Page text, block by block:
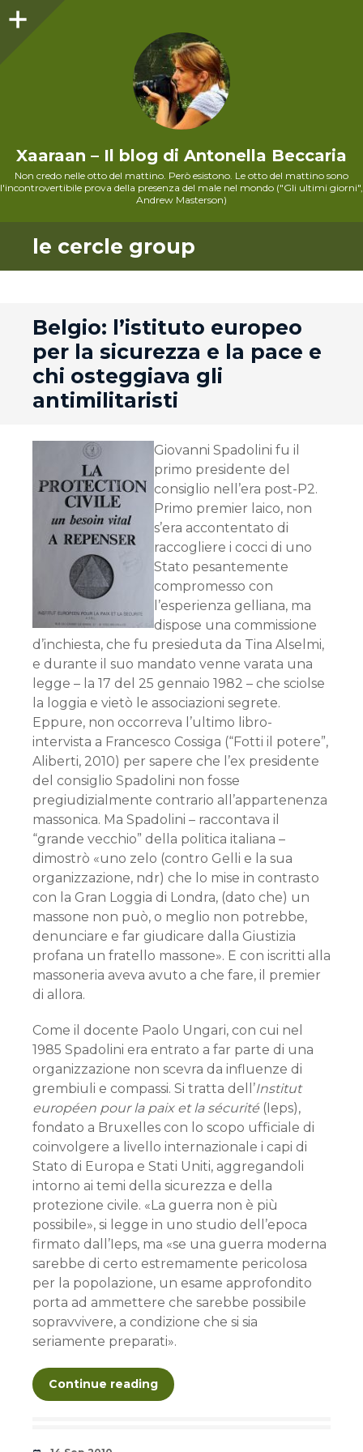
Xaaraan – Il blog di Antonella Beccaria
Non credo nelle otto del mattino. Però esistono. Le otto del mattino sono
l'incontrovertibile prova della presenza del male nel mondo ("Gli ultimi giorni",
Andrew Masterson)
le cercle group
Belgio: l’istituto europeo
per la sicurezza e la pace e
chi osteggiava gli
antimilitaristi
Giovanni Spadolini fu il
primo presidente del
consiglio nell’era post-P2.
Primo premier laico, non
s’era accontentato di
raccogliere i cocci di uno
Stato pesantemente
compromesso con
l’esperienza gelliana, ma
dispose una commissione
d’inchiesta, che fu presieduta da Tina Alselmi,
e durante il suo mandato venne varata una
legge – la 17 del 25 gennaio 1982 – che sciolse
la loggia e vietò le associazioni segrete.
Eppure, non occorreva l’ultimo libro-
intervista a Francesco Cossiga (“Fotti il potere”,
Aliberti, 2010) per sapere che l’ex presidente
del consiglio Spadolini non fosse
pregiudizialmente contrario all’appartenenza
massonica. Ma Spadolini – raccontava il
“grande vecchio” della politica italiana –
dimostrò «uno zelo (contro Gelli e la sua
organizzazione, ndr) che lo mise in contrasto
con la Gran Loggia di Londra, (dato che) un
massone non può, o meglio non potrebbe,
denunciare e far giudicare dalla Giustizia
profana un fratello massone». E con iscritti alla
massoneria aveva avuto a che fare, il premier
di allora.
Come il docente Paolo Ungari, con cui nel
1985 Spadolini era entrato a far parte di una
organizzazione non scevra da influenze di
grembiuli e compassi. Si tratta dell’Institut
européen pour la paix et la sécurité (Ieps),
fondato a Bruxelles con lo scopo ufficiale di
coinvolgere a livello internazionale i capi di
Stato di Europa e Stati Uniti, aggregandoli
intorno ai temi della sicurezza e della
protezione civile. «La guerra non è più
possibile», si legge in uno studio dell’epoca
firmato dall’Ieps, ma «se una guerra moderna
sarebbe di certo estremamente pericolosa
per la popolazione, un esame approfondito
porta ad ammettere che sarebbe possibile
sopravvivere, a condizione che si sia
seriamente preparati».
Continue reading